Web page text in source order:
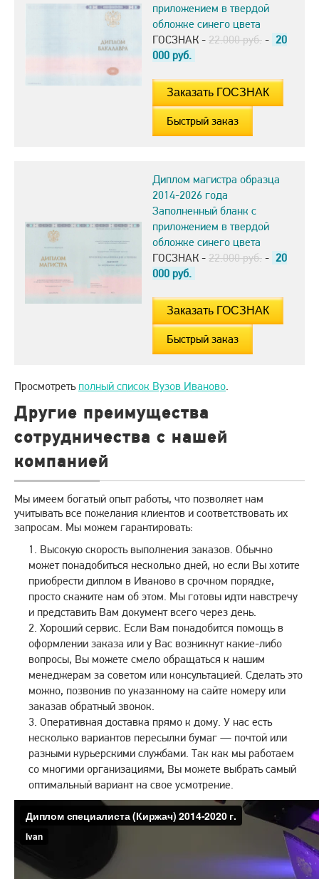
приложением в твердой
обложке синего цвета
ГОСЗНАК - 22.000 руб. - 20
000 руб.
Быстрый заказ
Диплом магистра образца
2014-2026 года
Заполненный бланк с
приложением в твердой
обложке синего цвета
ГОСЗНАК - 22.000 руб. - 20
000 руб.
Быстрый заказ
Просмотреть полный список Вузов Иваново
Другие преимущества
сотрудничества с нашей
компанией
Мы имеем богатый опыт работы, что позволяет нам
учитывать все пожелания клиентов и соответствовать их
запросам. Мы можем гарантировать:
Высокую скорость выполнения заказов. Обычно
может понадобиться несколько дней, но если Вы хотите
приобрести диплом в Иваново в срочном порядке,
просто скажите нам об этом. Мы готовы идти навстречу
и представить Вам документ всего через день.
Хороший сервис. Если Вам понадобится помощь в
оформлении заказа или у Вас возникнут какие-либо
вопросы, Вы можете смело обращаться к нашим
менеджерам за советом или консультацией. Сделать это
можно, позвонив по указанному на сайте номеру или
заказав обратный звонок.
Оперативная доставка прямо к дому. У нас есть
несколько вариантов пересылки бумаг — почтой или
разными курьерскими службами. Так как мы работаем
со многими организациями, Вы можете выбрать самый
оптимальный вариант на свое усмотрение.